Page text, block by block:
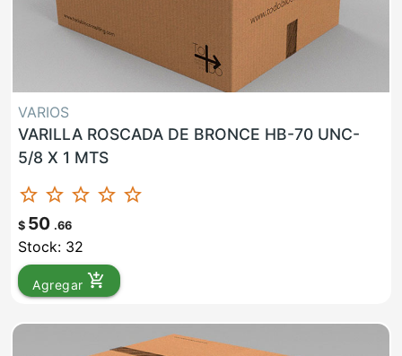
VARIOS
VARILLA ROSCADA DE BRONCE HB-70 UNC-
5/8 X 1 MTS
star_border star_border star_border star_border star_border
$ 50 .66
Stock: 32
Agregar add_shopping_cart